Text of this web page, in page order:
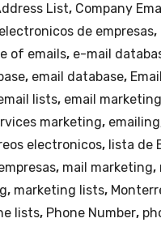
List, Company
de empresas,
of emails, e-mail
, email database, Email
lists, email marketing
marketing, emailing
electronicos, lista de
, mail marketing,
, marketing lists,
lists, Phone Number,